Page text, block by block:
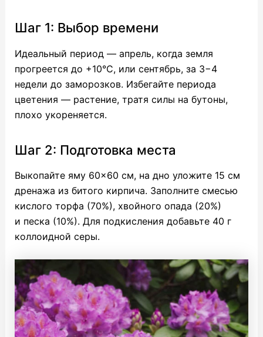
Шаг 1: Выбор времени
Идеальный период — апрель, когда земля
прогреется до +10°C, или сентябрь, за 3−4
недели до заморозков. Избегайте периода
цветения — растение, тратя силы на бутоны,
плохо укореняется.
Шаг 2: Подготовка места
Выкопайте яму 60×60 см, на дно уложите 15 см
дренажа из битого кирпича. Заполните смесью
кислого торфа (70%), хвойного опада (20%)
и песка (10%). Для подкисления добавьте 40 г
коллоидной серы.